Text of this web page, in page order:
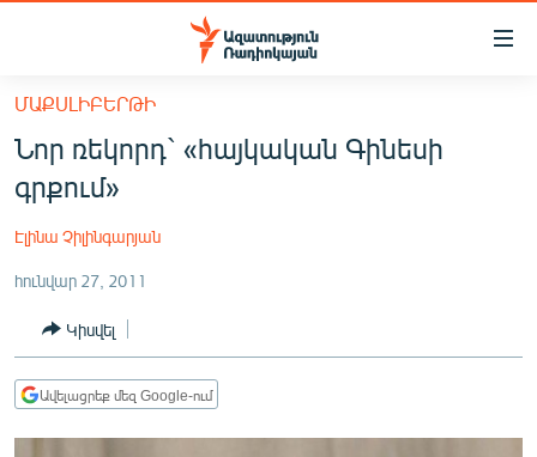
Մատչելիության
հիմնական
բովանդակությանը
հիմնական
մենյուին
ՀԱՅԱՍՏԱՆ
ՔԱՂԱՔԱԿԱՆ
ԸՆՏՐՈՒԹՅՈՒՆՆԵՐ 2026
ԻՐԱՎՈՒՆՔ
ՀԱՍԱՐԱԿՈՒԹՅՈՒՆ
ՏՆՏԵՍՈՒԹՅՈՒՆ
ՄԱՔՍԼԻԲԵՐԹԻ
Նոր ռեկորդ` «հայկական Գինեսի
գրքում»
Էլինա Չիլինգարյան
հունվար 27, 2011
Կիսվել
Ավելացրեք մեզ Google-ում